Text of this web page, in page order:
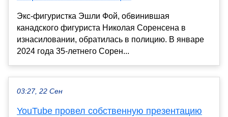
Экс-фигуристка Эшли Фой, обвинившая
канадского фигуриста Николая Соренсена в
изнасиловании, обратилась в полицию. В январе
2024 года 35-летнего Сорен...
03:27, 22 Сен
YouTube провел собственную презентацию